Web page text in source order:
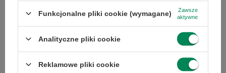
Długość towaru
centymetrach
Więcej
Funkcjonalne pliki cookie (wymagane)
Zawsze
aktywne
Analityczne pliki cookie
Reklamowe pliki cookie